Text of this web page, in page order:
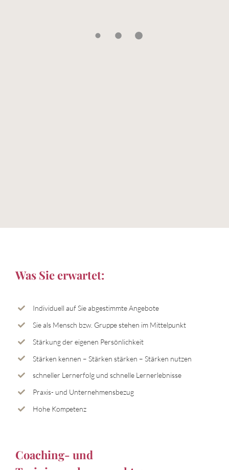
Was Sie erwartet:
Individuell auf Sie abgestimmte Angebote
Sie als Mensch bzw. Gruppe stehen im Mittelpunkt
Stärkung der eigenen Persönlichkeit
Stärken kennen – Stärken stärken – Stärken nutzen
schneller Lernerfolg und schnelle Lernerlebnisse
Praxis- und Unternehmensbezug
Hohe Kompetenz
Coaching- und